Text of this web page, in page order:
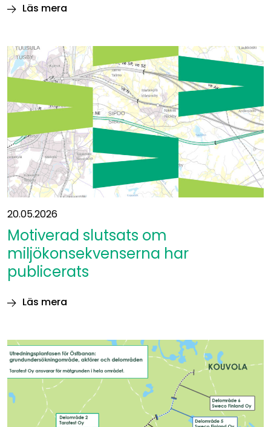
Läs mera
ansvarsfullt
terrängarbete
på
20.05.2026
Motiverad slutsats om
miljökonsekvenserna har
publicerats
Läs mera
om
miljökonsekvenserna
har
publicerats